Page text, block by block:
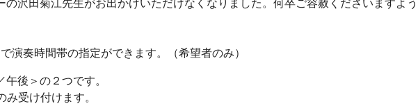
の沢田菊江先生がお出かけいただけなくなりました。何卒ご容赦くださいますよ
演奏時間帯の指定ができます。（希望者のみ）
午後＞の２つです。
み受け付けます。